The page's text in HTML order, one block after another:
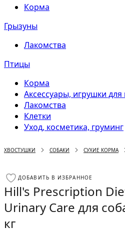
Корма
Грызуны
Лакомства
Птицы
Корма
Аксессуары, игрушки для
Лакомства
Клетки
Уход, косметика, груминг
ХВОСТУШКИ СОБАКИ СУХИЕ КОРМА
ДОБАВИТЬ В ИЗБРАННОЕ
Hill's Prescription
Urinary Care для
кг